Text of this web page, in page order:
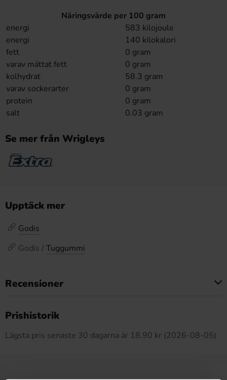
Näringsvärde per 100 gram
energi
583 kilojoule
energi
140 kilokalori
fett
0 gram
varav mättat fett
0 gram
kolhydrat
58.3 gram
varav sockerarter
0 gram
protein
0 gram
salt
0.03 gram
Se mer från Wrigleys
Upptäck mer
Godis
Godis / Tuggummi
Recensioner
Prishistorik
Lägsta pris senaste 30 dagarna är 18.90 kr (2026-08-05)